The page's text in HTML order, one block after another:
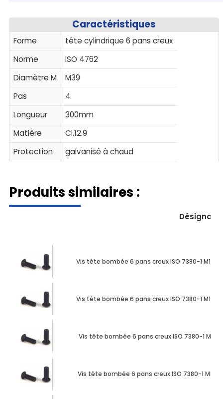
Caractéristiques
Forme
tête cylindrique 6 pans creux
Norme
ISO 4762
Diamètre M
M39
Pas
4
Longueur
300mm
Matière
Cl.12.9
Protection
galvanisé à chaud
Produits similaires :
Vis tête bombée 6 pans creux ISO 7380-1 M10 X
Vis tête bombée 6 pans creux ISO 7380-1 M12 X
Vis tête bombée 6 pans creux ISO 7380-1 M8 X
Vis tête bombée 6 pans creux ISO 7380-1 M8 X